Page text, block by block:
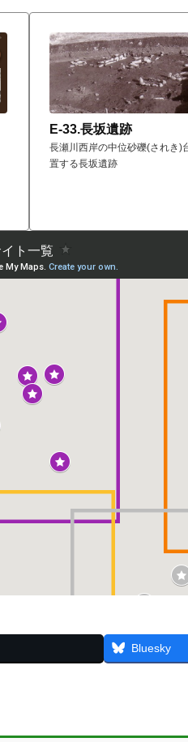
E-33.長坂遺跡
長瀬川西岸の中位砂礫(されき)
置する長坂遺跡
Bluesky